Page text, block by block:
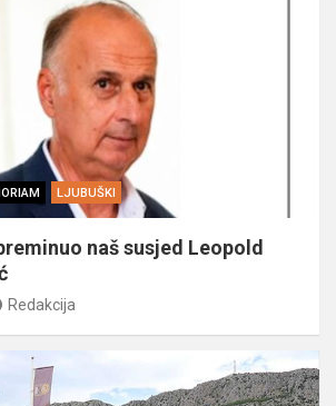
LJUBUŠKI
naš susjed Leopold
Redakcija